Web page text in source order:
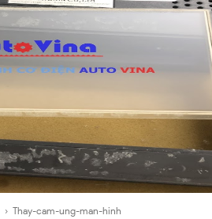
› Thay-cam-ung-man-hinh